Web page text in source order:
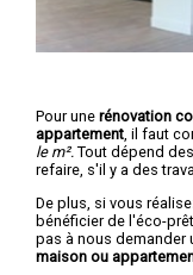
Pour une rénovation
appartement , il faut
le m². Tout dépend
refaire, s'il y a des
De plus, si vous
bénéficier de l'éco-
pas à nous demander
maison ou